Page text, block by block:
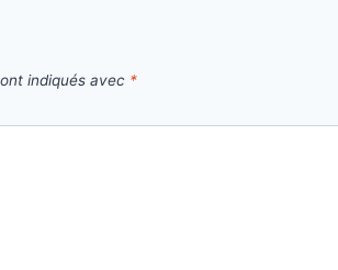
indiqués avec *